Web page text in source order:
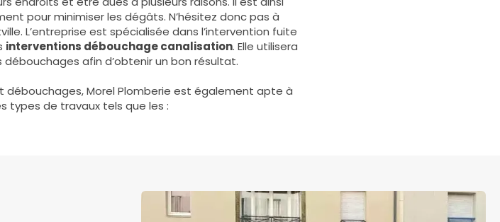
pour minimiser les dégâts. N’hésitez donc pas à
L’entreprise est spécialisée dans l’intervention fuite
interventions débouchage canalisation. Elle utilisera
afin d’obtenir un bon résultat.
débouchages, Morel Plomberie est également apte à
types de travaux tels que les :